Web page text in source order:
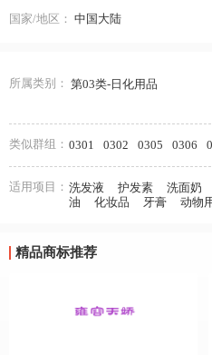
国家/地区： 中国大陆
所属类别： 第03类-日化用品
类似群组： 0301 0302 0305 0306
适用项目： 洗发液 护发素 洗面奶
油
化妆品 牙膏 动物
精品商标推荐